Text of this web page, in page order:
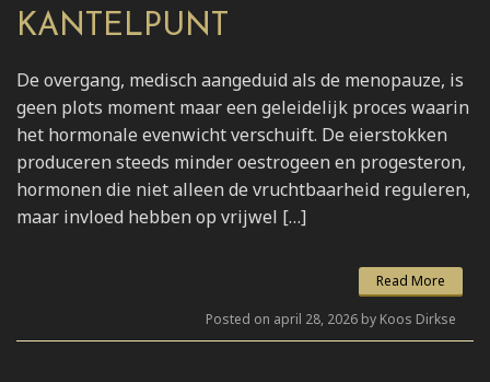
KANTELPUNT
De overgang, medisch aangeduid als de menopauze, is
geen plots moment maar een geleidelijk proces waarin
het hormonale evenwicht verschuift. De eierstokken
produceren steeds minder oestrogeen en progesteron,
hormonen die niet alleen de vruchtbaarheid reguleren,
maar invloed hebben op vrijwel […]
Read More
Posted on april 28, 2026 by Koos Dirkse